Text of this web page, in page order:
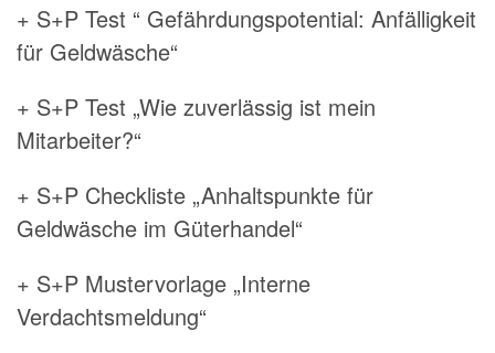
+ S+P Test “ Gefährdungspotential: Anfälligkeit
für Geldwäsche“
+ S+P Test „Wie zuverlässig ist mein
Mitarbeiter?“
+ S+P Checkliste „Anhaltspunkte für
Geldwäsche im Güterhandel“
+ S+P Mustervorlage „Interne
Verdachtsmeldung“